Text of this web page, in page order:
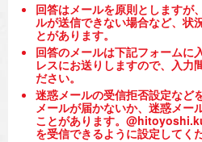
回答はメールを原則としますが
ルが送信できない場合など、状
とがあります。
回答のメールは下記フォームに
レスにお送りしますので、入力
ださい。
迷惑メールの受信拒否設定など
メールが届かないか、迷惑メー
ことがあります。
を受信できるように設定してく